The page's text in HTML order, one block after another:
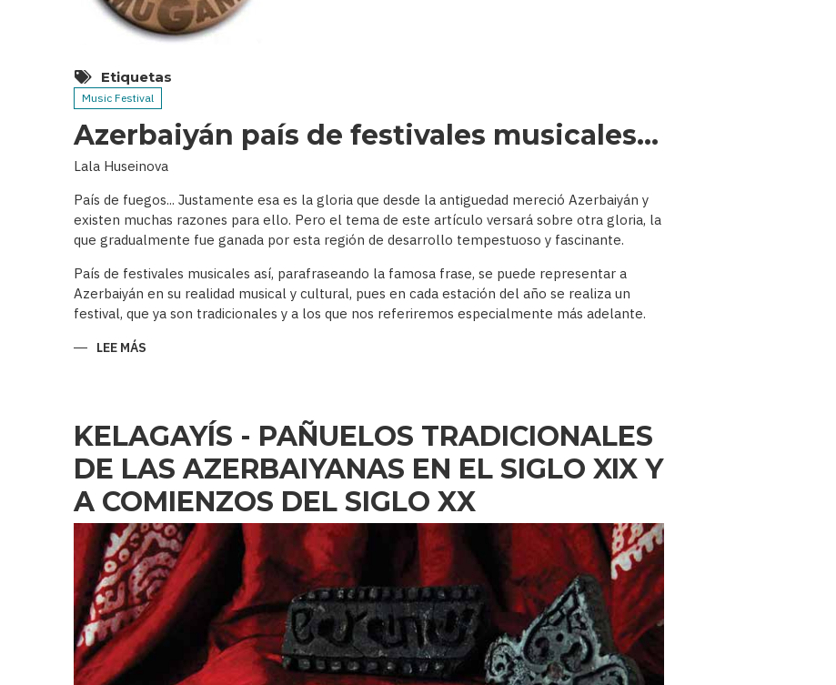
Etiquetas
Music Festival
Azerbaiyán país de festivales musicales…
Lala Huseinova
País de fuegos... Justamente esa es la gloria que desde la antiguedad mereció Azerbaiyán y
existen muchas razones para ello. Pero el tema de este artículo versará sobre otra gloria, la
que gradualmente fue ganada por esta región de desarrollo tempestuoso y fascinante.
País de festivales musicales así, parafraseando la famosa frase, se puede representar a
Azerbaiyán en su realidad musical y cultural, pues en cada estación del año se realiza un
festival, que ya son tradicionales y a los que nos referiremos especialmente más adelante.
LEE MÁS
KELAGAYÍS - PAÑUELOS TRADICIONALES
DE LAS AZERBAIYANAS EN EL SIGLO XIX Y
A COMIENZOS DEL SIGLO XX